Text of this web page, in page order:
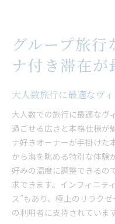
グループ旅行
ナ付き滞在が
大人数旅行に最適なヴ
大人数での旅行に最適なヴ
過ごせる広さと本格仕様が
ナ好きオーナーが手掛けた
から海を眺める特別な体験
好みの温度に調整できるの
求できます。インフィニテ
ス”もあり、極上のリラク
の利用者に支持されています